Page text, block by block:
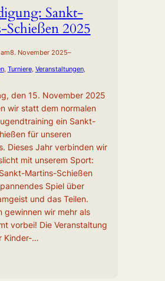
Sankt-
2025
8. November 2025–
, Turniere, Veranstaltungen ,
den 15. November 2025
wir statt dem normalen
ein Sankt-
für unseren
Dieses Jahr verbinden wir
mit unserem Sport:
Martins-Schießen
Spiel über
und das Teilen.
gewinnen wir mehr als
vorbei! Die Veranstaltung
Kinder-…